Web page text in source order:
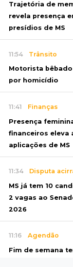
Trajetória de
revela presença
presídios de MS
11:54 Trânsito
Motorista bêbado
por homicídio
11:41 Finanças
Presença
financeiros eleva
aplicações de MS
11:34 Disputa
MS já tem 10
2 vagas ao
2026
11:16 Agendão
Fim de semana